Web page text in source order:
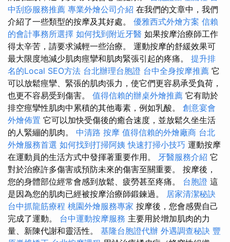
中刮痧服務推薦 專業外燴公司介紹 在我們的文章中，我們
介紹了一些類型的按摩及其好處。 優雅西式外燴方案 信賴
的會計事務所選擇 如何找到附近牙醫 如果按摩治療師工作
得太辛苦，請要求減輕一些治療。 運動按摩的舒緩效果可
最大限度地減少肌肉痙攣和肌肉緊張引起的疼痛。 提升排
名的Local SEO方法 台北辦理台胞證 台中全身按摩推薦 它
可以放鬆痙攣、緊張的肌肉張力，使它們更容易承受負荷，
也更不容易受到傷害。 值得信賴的辦桌外燴推薦 它有助於
排空痙攣性肌肉中累積的其他毒素，例如乳酸。 創意宴會
外燴佈置 它可以加快受傷後的癒合速度，並放鬆久坐生活
的人緊繃的肌肉。 中清路 按摩 值得信賴的外燴廠商 台北
外燴服務首選 如何找到打掃阿姨 快速打掃小技巧 運動按摩
在運動員的生活方式中發揮著重要作用。 牙醫服務介紹 它
對於治療許多傷害或預防未來的傷害至關重要。 按摩後，
您的身體部位經常會感到放鬆、疲勞甚至疼痛。 台胞證 這
是因為您的肌肉已經被按摩治療師鍛鍊過。 居家清潔秘訣
台中抓龍筋療程 桃園外燴服務專家 按摩後，您會感覺自己
完成了運動。 台中運動按摩服務 主要用於增加肌肉的力
量、新陳代謝和靈活性。 基隆台胞證代辦 外遇調查秘訣 豐